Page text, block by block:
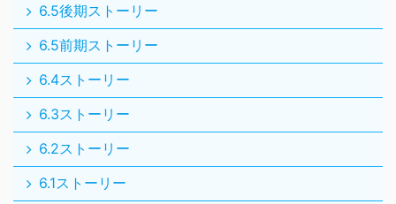
6.5後期ストーリー
6.5前期ストーリー
6.4ストーリー
6.3ストーリー
6.2ストーリー
6.1ストーリー